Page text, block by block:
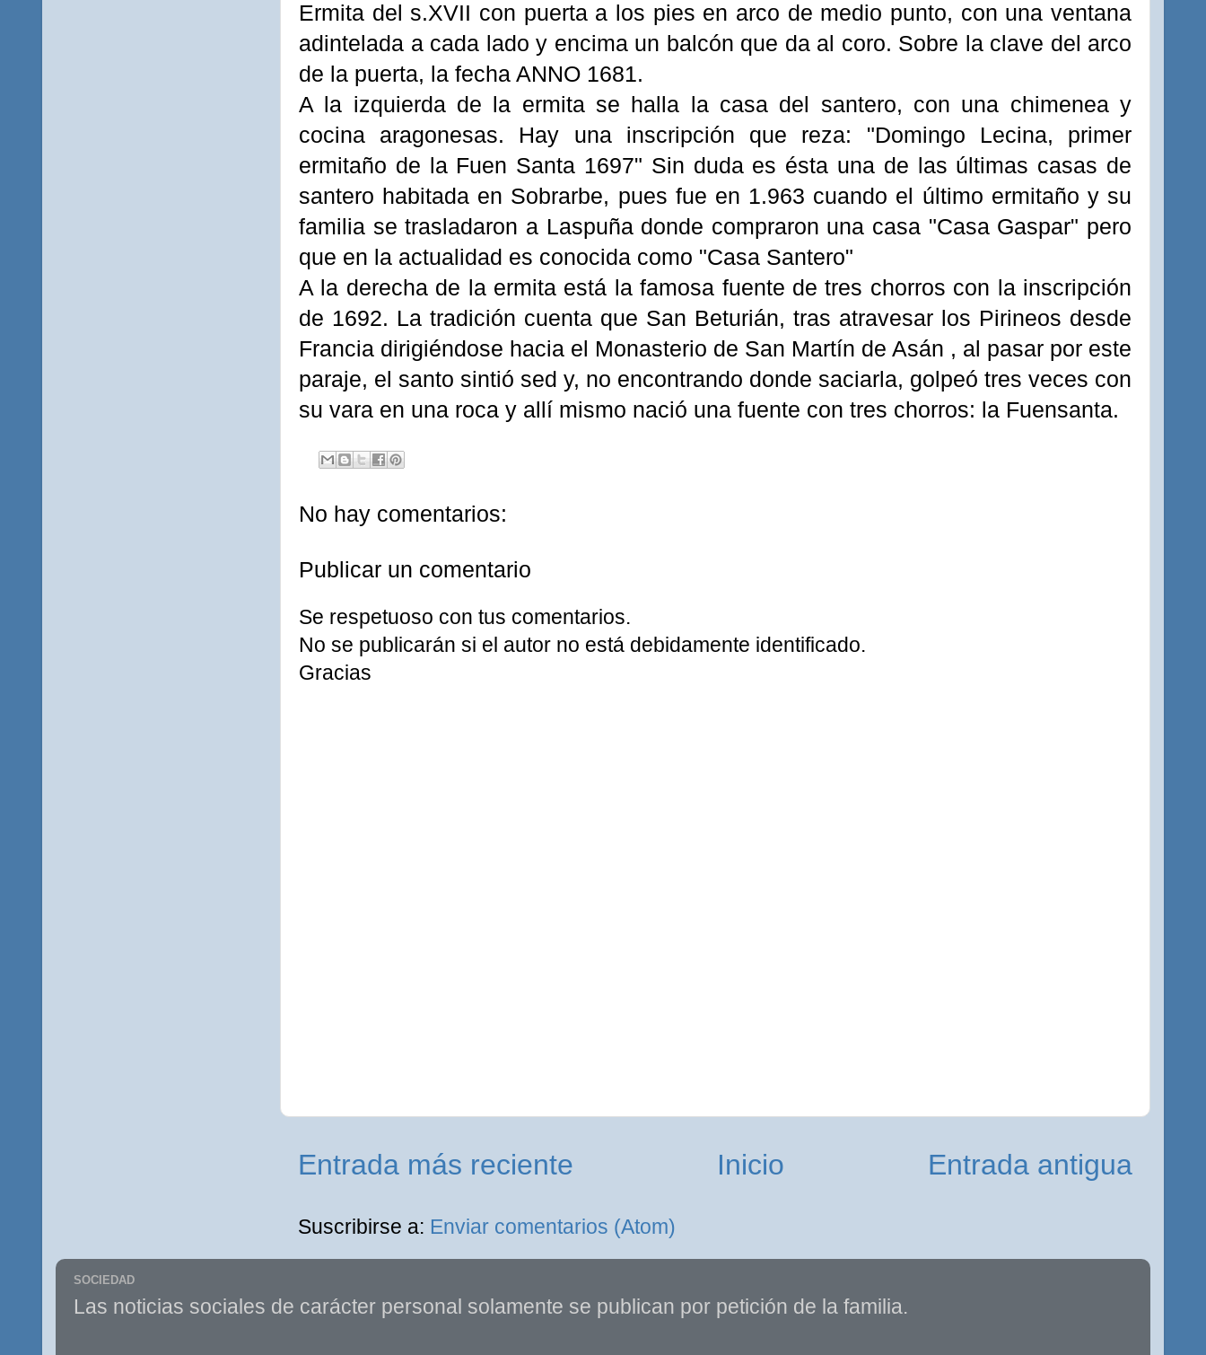
Ermita del s.XVII con puerta a los pies en arco de medio punto, con una ventana
adintelada a cada lado y encima un balcón que da al coro. Sobre la clave del arco
de la puerta, la fecha ANNO 1681.
A la izquierda de la ermita se halla la casa del santero, con una chimenea y
cocina aragonesas. Hay una inscripción que reza: "Domingo Lecina, primer
ermitaño de la Fuen Santa 1697" Sin duda es ésta una de las últimas casas de
santero habitada en Sobrarbe, pues fue en 1.963 cuando el último ermitaño y su
familia se trasladaron a Laspuña donde compraron una casa "Casa Gaspar" pero
que en la actualidad es conocida como "Casa Santero"
A la derecha de la ermita está la famosa fuente de tres chorros con la inscripción
de 1692. La tradición cuenta que San Beturián, tras atravesar los Pirineos desde
Francia dirigiéndose hacia el Monasterio de San Martín de Asán , al pasar por este
paraje, el santo sintió sed y, no encontrando donde saciarla, golpeó tres veces con
su vara en una roca y allí mismo nació una fuente con tres chorros: la Fuensanta.
No hay comentarios:
Publicar un comentario
Se respetuoso con tus comentarios.
No se publicarán si el autor no está debidamente identificado.
Gracias
Entrada más reciente Entrada antigua
Inicio
Suscribirse a: Enviar comentarios (Atom)
SOCIEDAD
Las noticias sociales de carácter personal solamente se publican por petición de la familia.